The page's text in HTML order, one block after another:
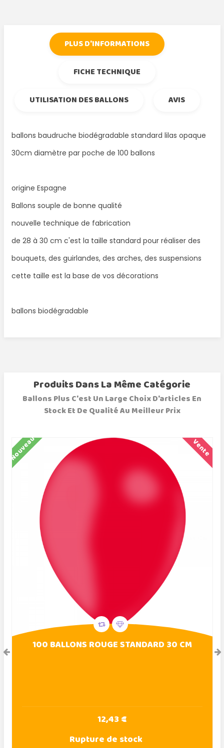
PLUS D'INFORMATIONS
FICHE TECHNIQUE
UTILISATION DES BALLONS
AVIS
ballons baudruche biodégradable standard lilas opaque
30cm diamètre par poche de 100 ballons
origine Espagne
Ballons souple de bonne qualité
nouvelle technique de fabrication
de 28 à 30 cm c'est la taille standard pour réaliser des
bouquets, des guirlandes, des arches, des suspensions
cette taille est la base de vos décorations
ballons biodégradable
Produits Dans La Même Catégorie
Ballons Plus C'est Un Large Choix D'articles En
Stock Et De Qualité Au Meilleur Prix
Nouveau Vente
100 BALLONS ROUGE STANDARD 30 CM
12,43 €
Rupture de stock